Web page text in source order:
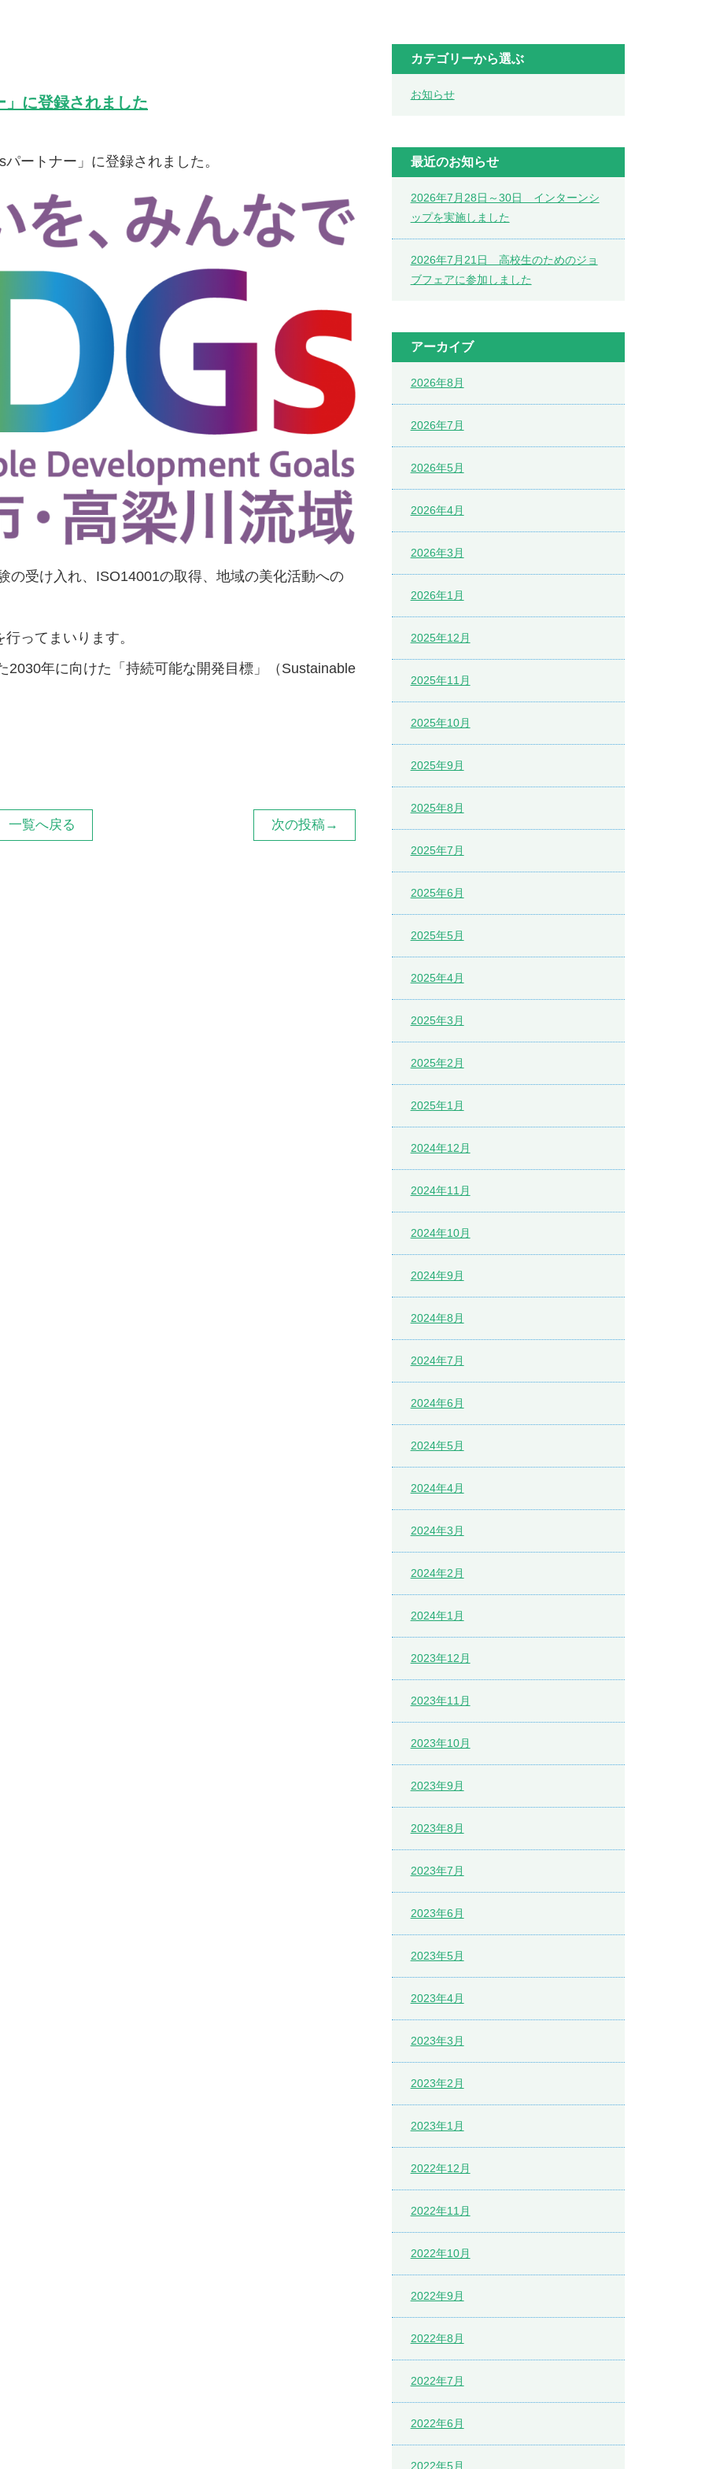
」に登録されました
ートナー」に登録されました。
の受け入れ、ISO14001の取得、地域の美化活動への
ってまいります。
年に向けた「持続可能な開発目標」（Sustainable
一覧へ戻る 次の投稿→
カテゴリーから選ぶ
お知らせ
最近のお知らせ
2026年7月28日～30日 インターンシ
ップを実施しました
2026年7月21日 高校生のためのジョ
ブフェアに参加しました
アーカイブ
2026年8月
2026年7月
2026年5月
2026年4月
2026年3月
2026年1月
2025年12月
2025年11月
2025年10月
2025年9月
2025年8月
2025年7月
2025年6月
2025年5月
2025年4月
2025年3月
2025年2月
2025年1月
2024年12月
2024年11月
2024年10月
2024年9月
2024年8月
2024年7月
2024年6月
2024年5月
2024年4月
2024年3月
2024年2月
2024年1月
2023年12月
2023年11月
2023年10月
2023年9月
2023年8月
2023年7月
2023年6月
2023年5月
2023年4月
2023年3月
2023年2月
2023年1月
2022年12月
2022年11月
2022年10月
2022年9月
2022年8月
2022年7月
2022年6月
2022年5月